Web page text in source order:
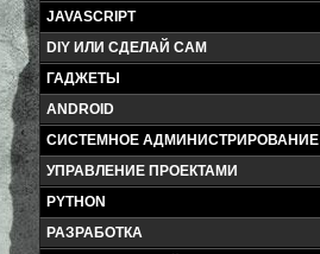
JAVASCRIPT
DIY ИЛИ СДЕЛАЙ САМ
ГАДЖЕТЫ
ANDROID
СИСТЕМНОЕ АДМИНИСТРИРОВАНИЕ
УПРАВЛЕНИЕ ПРОЕКТАМИ
PYTHON
РАЗРАБОТКА